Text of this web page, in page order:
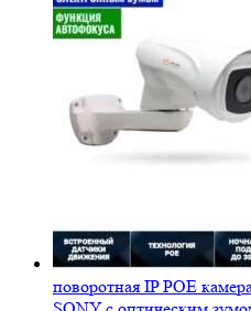
поворотная IP POE